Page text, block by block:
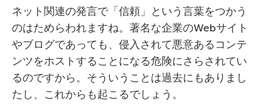
ネット関連の発言で「信頼」という言葉をつかう
のはためらわれますね。著名な企業のWebサイト
やブログであっても、侵入されて悪意あるコンテ
ンツをホストすることになる危険にさらされてい
るのですから。そういうことは過去にもありまし
たし、これからも起こるでしょう。